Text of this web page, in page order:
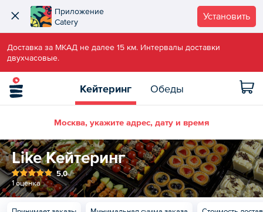
Приложение
Catery
Установить
Доставка за МКАД не далее 15 км. Интервалы доставки
двухчасовые.
Кейтеринг Обеды
Москва, укажите адрес, дату и время
Like Кейтеринг
5,0
1 оценка